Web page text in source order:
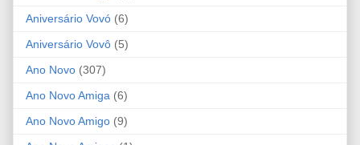
Aniversário Vovó (6)
Aniversário Vovô (5)
Ano Novo (307)
Ano Novo Amiga (6)
Ano Novo Amigo (9)